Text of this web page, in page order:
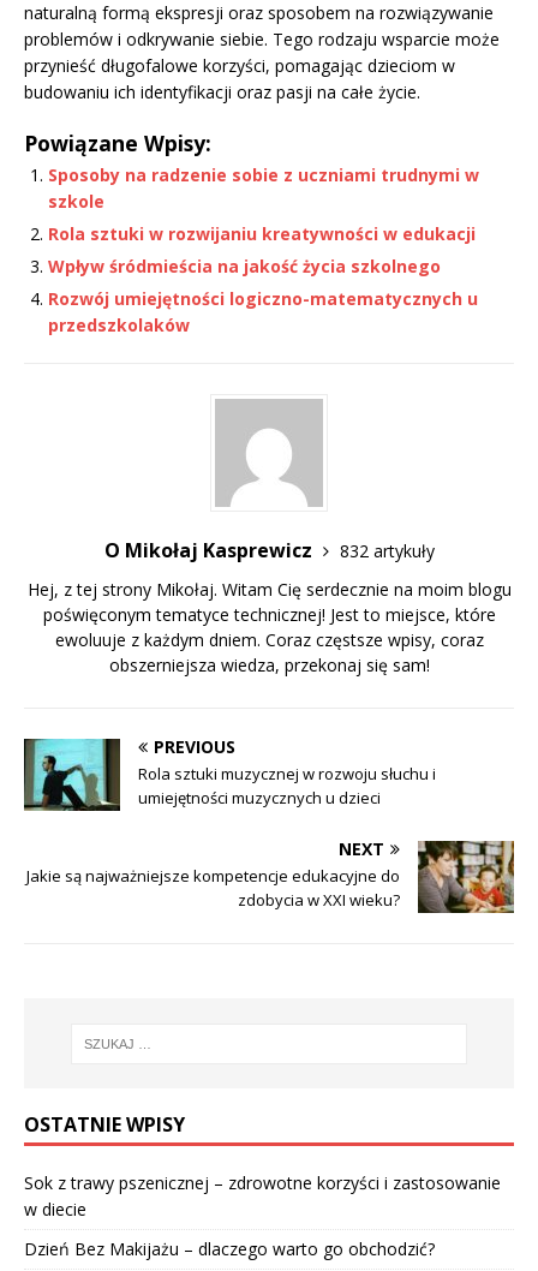
naturalną formą ekspresji oraz sposobem na rozwiązywanie
problemów i odkrywanie siebie. Tego rodzaju wsparcie może
przynieść długofalowe korzyści, pomagając dzieciom w
budowaniu ich identyfikacji oraz pasji na całe życie.
Powiązane Wpisy:
Sposoby na radzenie sobie z uczniami trudnymi w
szkole
Rola sztuki w rozwijaniu kreatywności w edukacji
Wpływ śródmieścia na jakość życia szkolnego
Rozwój umiejętności logiczno-matematycznych u
przedszkolaków
O Mikołaj Kasprewicz
832 artykuły
Hej, z tej strony Mikołaj. Witam Cię serdecznie na moim blogu
poświęconym tematyce technicznej! Jest to miejsce, które
ewoluuje z każdym dniem. Coraz częstsze wpisy, coraz
obszerniejsza wiedza, przekonaj się sam!
PREVIOUS
Rola sztuki muzycznej w rozwoju słuchu i
umiejętności muzycznych u dzieci
NEXT
Jakie są najważniejsze kompetencje edukacyjne do
zdobycia w XXI wieku?
OSTATNIE WPISY
Sok z trawy pszenicznej – zdrowotne korzyści i zastosowanie
w diecie
Dzień Bez Makijażu – dlaczego warto go obchodzić?